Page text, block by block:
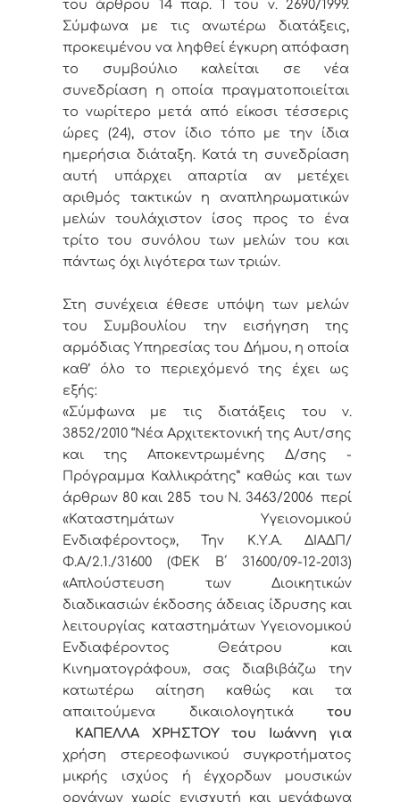
του άρθρου 14 παρ. 1 του ν. 2690/1999.
Σύμφωνα με τις ανωτέρω διατάξεις,
προκειμένου να ληφθεί έγκυρη απόφαση
το συμβούλιο καλείται σε νέα
συνεδρίαση η οποία πραγματοποιείται
το νωρίτερο μετά από είκοσι τέσσερις
ώρες (24), στον ίδιο τόπο με την ίδια
ημερήσια διάταξη. Κατά τη συνεδρίαση
αυτή υπάρχει απαρτία αν μετέχει
αριθμός τακτικών η αναπληρωματικών
μελών τουλάχιστον ίσος προς το ένα
τρίτο του συνόλου των μελών του και
πάντως όχι λιγότερα των τριών.
Στη συνέχεια έθεσε υπόψη των μελών
του Συμβουλίου την εισήγηση της
αρμόδιας Υπηρεσίας του Δήμου, η οποία
καθ’ όλο το περιεχόμενό της έχει ως
εξής:
«Σύμφωνα με τις διατάξεις του ν.
3852/2010 “Νέα Αρχιτεκτονική της Αυτ/σης
και της Αποκεντρωμένης Δ/σης -
Πρόγραμμα Καλλικράτης” καθώς και των
άρθρων 80 και 285 του Ν. 3463/2006 περί
«Καταστημάτων Υγειονομικού
Ενδιαφέροντος», Την Κ.Υ.Α. ΔΙΑΔΠ/
Φ.Α/2.1./31600 (ΦΕΚ Β΄ 31600/09-12-2013)
«Απλούστευση των Διοικητικών
διαδικασιών έκδοσης άδειας ίδρυσης και
λειτουργίας καταστημάτων Υγειονομικού
Ενδιαφέροντος Θεάτρου και
Κινηματογράφου», σας διαβιβάζω την
κατωτέρω αίτηση καθώς και τα
απαιτούμενα δικαιολογητικά του
ΚΑΠΕΛΛΑ ΧΡΗΣΤΟΥ του Ιωάννη
για
χρήση στερεοφωνικού συγκροτήματος
μικρής ισχύος ή έγχορδων μουσικών
οργάνων χωρίς ενισχυτή και μεγάφωνα